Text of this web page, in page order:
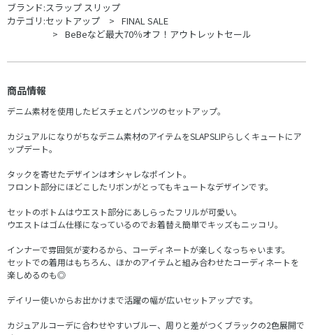
ブランド:スラップ スリップ
カテゴリ:セットアップ
FINAL SALE
BeBeなど最大70％オフ！アウトレットセール
商品情報
デニム素材を使用したビスチェとパンツのセットアップ。
カジュアルになりがちなデニム素材のアイテムをSLAPSLIPらしくキュートにア
ップデート。
タックを寄せたデザインはオシャレなポイント。
フロント部分にほどこしたリボンがとってもキュートなデザインです。
セットのボトムはウエスト部分にあしらったフリルが可愛い。
ウエストはゴム仕様になっているのでお着替え簡単でキッズもニッコリ。
インナーで雰囲気が変わるから、コーディネートが楽しくなっちゃいます。
セットでの着用はもちろん、ほかのアイテムと組み合わせたコーディネートを
楽しめるのも◎
デイリー使いからお出かけまで活躍の幅が広いセットアップです。
カジュアルコーデに合わせやすいブルー、周りと差がつくブラックの2色展開で